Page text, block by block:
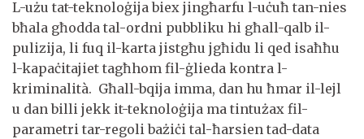
L-użu tat-teknoloġija biex jingħarfu l-uċuħ tan-nies
bħala għodda tal-ordni pubbliku hi għall-qalb il-
pulizija, li fuq il-karta jistgħu jgħidu li qed isaħħu
l-kapaċitajiet tagħhom fil-ġlieda kontra l-
kriminalità. Għall-bqija imma, dan hu ħmar il-lejl
u dan billi jekk it-teknoloġija ma tintużax fil-
parametri tar-regoli bażiċi tal-ħarsien tad-data